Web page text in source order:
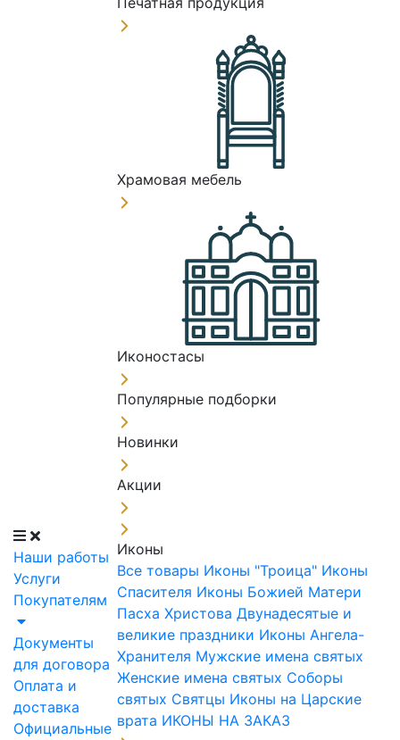
Наши работы
Услуги
Покупателям
Документы
для договора
Оплата и
доставка
Официальные
Храмовая мебель
Иконостасы
Популярные подборки
Новинки
Акции
Иконы
Все товары Иконы "Троица" Иконы
Спасителя Иконы Божией Матери
Пасха Христова Двунадесятые и
великие праздники Иконы Ангела-
Хранителя Мужские имена святых
Женские имена святых Соборы
святых Святцы Иконы на Царские
врата ИКОНЫ НА ЗАКАЗ